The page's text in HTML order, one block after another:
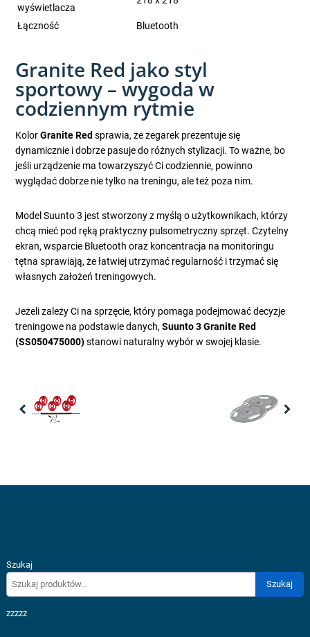
wyświetlacza
Łączność Bluetooth
Granite Red jako styl
sportowy – wygoda w
codziennym rytmie
KolorGranite Red sprawia, że zegarek prezentuje się
dynamicznie i dobrze pasuje do różnych stylizacji. To ważne, bo
jeśli urządzenie ma towarzyszyć Ci codziennie, powinno
wyglądać dobrze nie tylko na treningu, ale też poza nim.
Model Suunto 3 jest stworzony z myślą o użytkownikach, którzy
chcą mieć pod ręką praktyczny pulsometryczny sprzęt. Czytelny
ekran, wsparcie Bluetooth oraz koncentracja na monitoringu
tętna sprawiają, że łatwiej utrzymać regularność i trzymać się
własnych założeń treningowych.
Jeżeli zależy Ci na sprzęcie, który pomaga podejmować decyzje
treningowe na podstawie danych,Suunto 3 Granite Red
(SS050475000)stanowi naturalny wybór w swojej klasie.
Szukaj
Szukaj
zzzzz